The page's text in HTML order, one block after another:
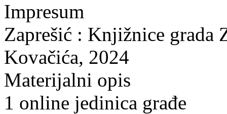
Impresum
Zaprešić : Knjižnice grada
Kovačića, 2024
Materijalni opis
1 online jedinica građe